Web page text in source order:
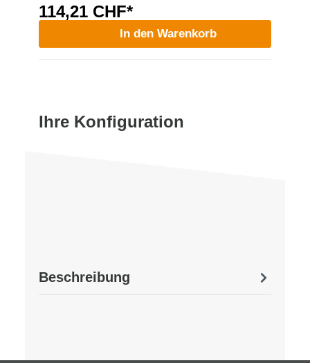
114,21 CHF*
In den Warenkorb
Ihre Konfiguration
Beschreibung